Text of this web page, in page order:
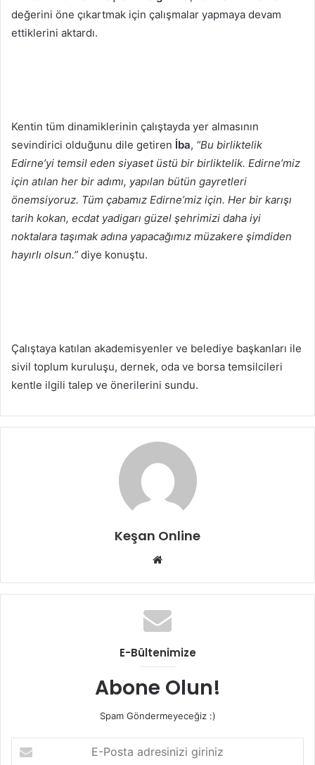
değerini öne çıkartmak için çalışmalar yapmaya devam
ettiklerini aktardı.
Kentin tüm dinamiklerinin çalıştayda yer almasının
sevindirici olduğunu dile getiren İba, “Bu birliktelik
Edirne’yi temsil eden siyaset üstü bir birliktelik. Edirne’miz
için atılan her bir adımı, yapılan bütün gayretleri
önemsiyoruz. Tüm çabamız Edirne’miz için. Her bir karışı
tarih kokan, ecdat yadigarı güzel şehrimizi daha iyi
noktalara taşımak adına yapacağımız müzakere şimdiden
hayırlı olsun.” diye konuştu.
Çalıştaya katılan akademisyenler ve belediye başkanları ile
sivil toplum kuruluşu, dernek, oda ve borsa temsilcileri
kentle ilgili talep ve önerilerini sundu.
Keşan Online
Web
E-Bültenimize
Abone Olun!
Spam Göndermeyeceğiz :)
Posta